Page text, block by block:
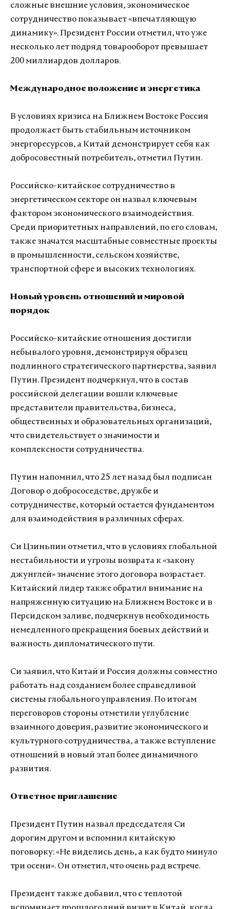
сложные внешние условия, экономическое
сотрудничество показывает «впечатляющую
динамику». Президент России отметил, что уже
несколько лет подряд товарооборот превышает
200 миллиардов долларов.
Международное положение и энергетика
В условиях кризиса на Ближнем Востоке Россия
продолжает быть стабильным источником
энергоресурсов, а Китай демонстрирует себя как
добросовестный потребитель, отметил Путин.
Российско-китайское сотрудничество в
энергетическом секторе он назвал ключевым
фактором экономического взаимодействия.
Среди приоритетных направлений, по его словам,
также значатся масштабные совместные проекты
в промышленности, сельском хозяйстве,
транспортной сфере и высоких технологиях.
Новый уровень отношений и мировой
порядок
Российско-китайские отношения достигли
небывалого уровня, демонстрируя образец
подлинного стратегического партнерства, заявил
Путин. Президент подчеркнул, что в состав
российской делегации вошли ключевые
представители правительства, бизнеса,
общественных и образовательных организаций,
что свидетельствует о значимости и
комплексности сотрудничества.
Путин напомнил, что 25 лет назад был подписан
Договор о добрососедстве, дружбе и
сотрудничестве, который остается фундаментом
для взаимодействия в различных сферах.
Си Цзиньпин отметил, что в условиях глобальной
нестабильности и угрозы возврата к «закону
джунглей» значение этого договора возрастает.
Китайский лидер также обратил внимание на
напряженную ситуацию на Ближнем Востоке и в
Персидском заливе, подчеркнув необходимость
немедленного прекращения боевых действий и
важность дипломатического пути.
Си заявил, что Китай и Россия должны совместно
работать над созданием более справедливой
системы глобального управления. По итогам
переговоров стороны отметили углубление
взаимного доверия, развитие экономического и
культурного сотрудничества, а также вступление
отношений в новый этап более динамичного
развития.
Ответное приглашение
Президент Путин назвал председателя Си
дорогим другом и вспомнил китайскую
поговорку: «Не виделись день, а как будто минуло
три осени». Он отметил, что очень рад встрече.
Президент также добавил, что с теплотой